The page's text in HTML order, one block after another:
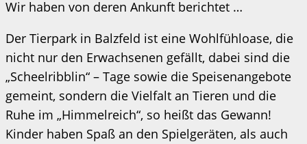
Wir haben von deren Ankunft berichtet …
Der Tierpark in Balzfeld ist eine Wohlfühloase, die
nicht nur den Erwachsenen gefällt, dabei sind die
„Scheelribblin“ – Tage sowie die Speisenangebote
gemeint, sondern die Vielfalt an Tieren und die
Ruhe im „Himmelreich“, so heißt das Gewann!
Kinder haben Spaß an den Spielgeräten, als auch